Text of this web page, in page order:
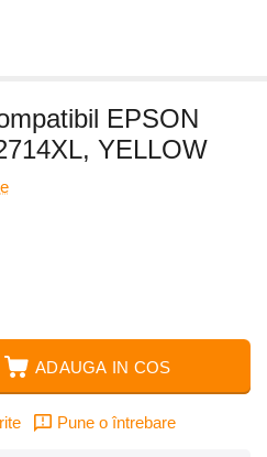
EPSON
YELLOW
ADAUGA IN COS
Pune o întrebare